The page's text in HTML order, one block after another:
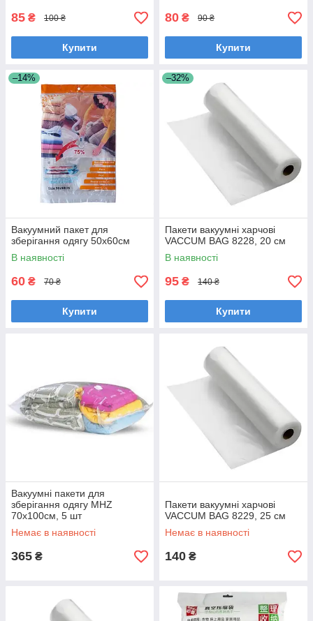
85 ₴ 100 ₴
Купити
80 ₴ 90 ₴
Купити
–14%
Вакуумний пакет для
зберігання одягу 50х60см
В наявності
60 ₴ 70 ₴
Купити
–32%
Пакети вакуумні харчові
VACCUM BAG 8228, 20 см
В наявності
95 ₴ 140 ₴
Купити
Вакуумні пакети для
зберігання одягу MHZ
70х100см, 5 шт
Немає в наявності
365 ₴
Пакети вакуумні харчові
VACCUM BAG 8229, 25 см
Немає в наявності
140 ₴